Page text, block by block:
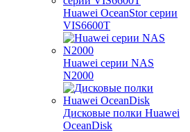
Huawei OceanStor серии
VIS6600T
Huawei серии NAS
N2000
Дисковые полки Huawei
OceanDisk